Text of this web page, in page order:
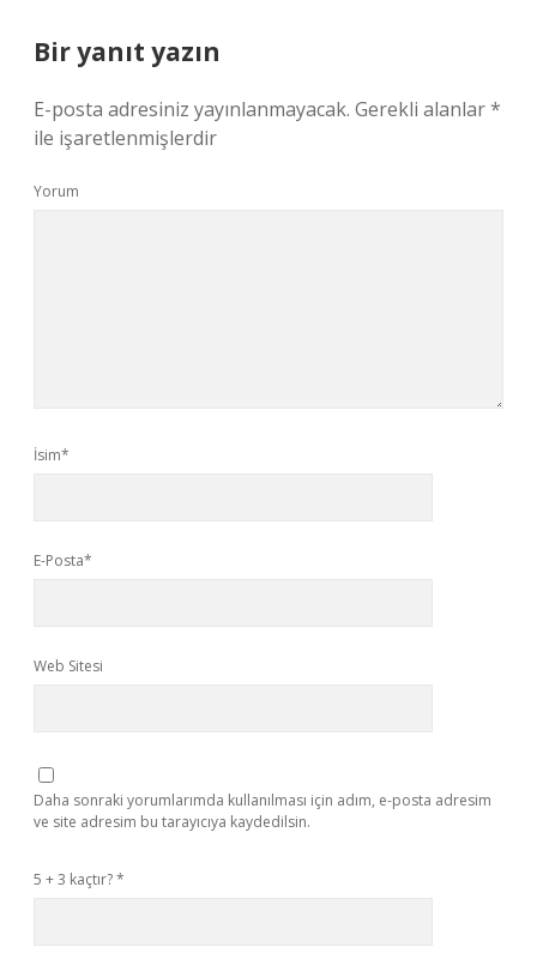
Bir yanıt yazın
E-posta adresiniz yayınlanmayacak. Gerekli alanlar*
ile işaretlenmişlerdir
Yorum
İsim*
E-Posta*
Web Sitesi
Daha sonraki yorumlarımda kullanılması için adım, e-posta adresim
ve site adresim bu tarayıcıya kaydedilsin.
5 + 3 kaçtır?*